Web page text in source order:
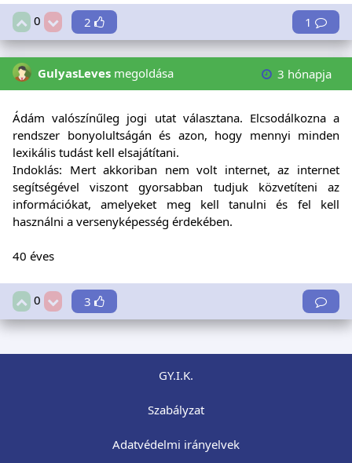
0 2 1
GulyasLeves megoldása 3 hónapja
Ádám valószínűleg jogi utat választana. Elcsodálkozna a
rendszer bonyolultságán és azon, hogy mennyi minden
lexikális tudást kell elsajátítani.
Indoklás: Mert akkoriban nem volt internet, az internet
segítségével viszont gyorsabban tudjuk közvetíteni az
információkat, amelyeket meg kell tanulni és fel kell
használni a versenyképesség érdekében.
40 éves
0 3
GY.I.K.
Szabályzat
Adatvédelmi irányelvek